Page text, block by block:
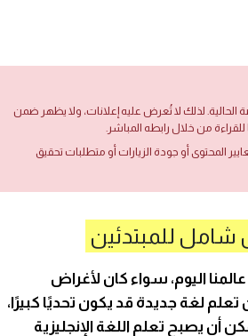
لذلك لا تُعرض عليه إعلانات، ولا يظهر ضمن
للقراءة من خلال رابطه المباشر.
المحتوى أو جودة الزيارات أو متطلبات تحقيق
شامل للمبتدئين
اليوم، سواء كان لأغراض
لغة جديدة قد يكون تحديًا كبيرًا،
أن يصبح تعلم اللغة الإنجليزية